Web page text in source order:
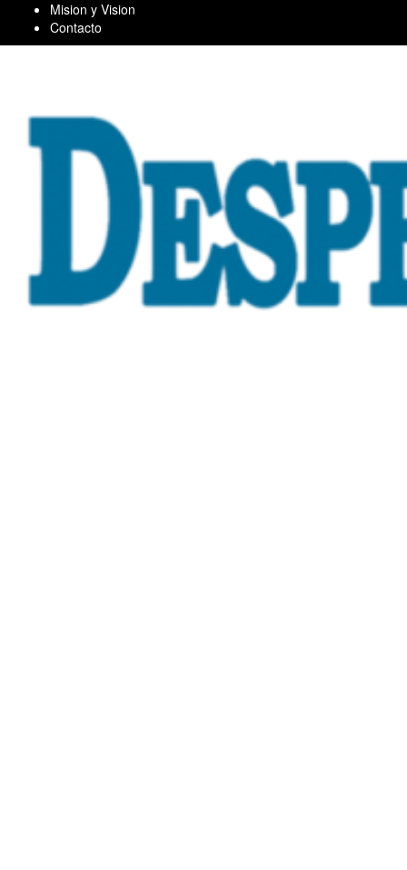
content
Mision y Vision
Contacto